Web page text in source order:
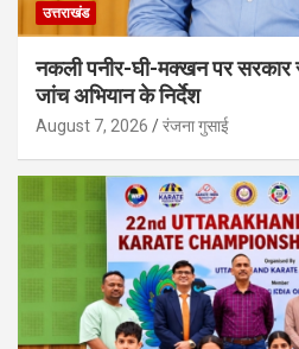
उत्तराखंड
नकली पनीर-घी-मक्खन पर
जांच अभियान के निर्देश
August 7, 2026 रंजना गुसाई